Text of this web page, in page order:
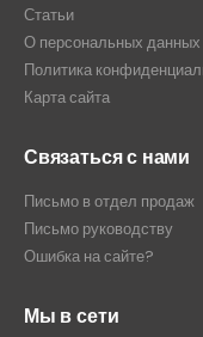
Статьи
О персональных данных
Политика
Карта сайта
Связаться с нами
Письмо в отдел продаж
Письмо руководству
Ошибка на сайте?
Мы в сети